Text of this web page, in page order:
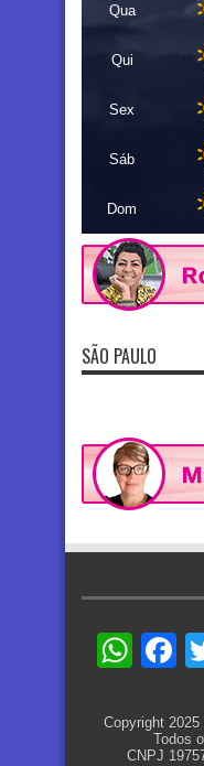
Qua
Qui
Sex
Sáb
Dom
SÃO PAULO
Copyright
Todos
CNPJ